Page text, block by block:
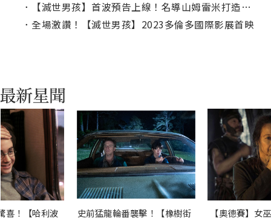
．
【滅世男孩】首波預告上線！名導山姆雷米打造「爽度爆表的動作盛宴」
． 全場激讚！【滅世男孩】2023多倫多國際影展首映
喜！【哈利波
史前猛龍輪番襲擊！【橡樹街
【奧德賽】女